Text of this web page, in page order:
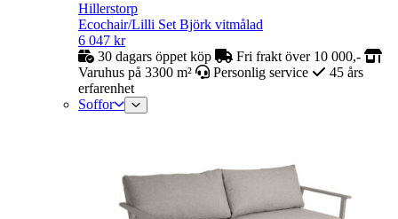
Hillerstorp
Ecochair/Lilli Set Björk vitmålad
6 047 kr
30 dagars öppet köp
Fri frakt över 10 000,-
Varuhus på 3300 m²
Personlig service
45 års
erfarenhet
Soffor